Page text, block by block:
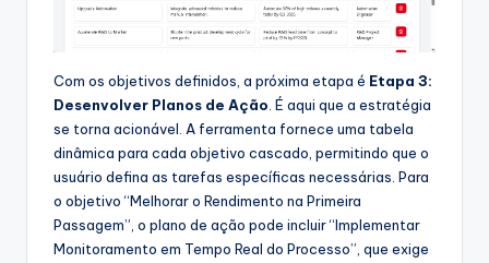
Com os objetivos definidos, a próxima etapa é Etapa 3:
Desenvolver Planos de Ação . É aqui que a estratégia
se torna acionável. A ferramenta fornece uma tabela
dinâmica para cada objetivo cascado, permitindo que o
usuário defina as tarefas específicas necessárias. Para
o objetivo “Melhorar o Rendimento na Primeira
Passagem”, o plano de ação pode incluir “Implementar
Monitoramento em Tempo Real do Processo”, que exige